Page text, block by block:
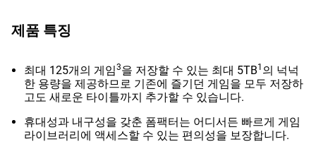
제품 특징
최대 125개의 게임3을 저장할 수 있는 최대 5TB1 의 넉넉
한 용량을 제공하므로 기존에 즐기던 게임을 모두 저장하
고도 새로운 타이틀까지 추가할 수 있습니다.
휴대성과 내구성을 갖춘 폼팩터는 어디서든 빠르게 게임
라이브러리에 액세스할 수 있는 편의성을 보장합니다.